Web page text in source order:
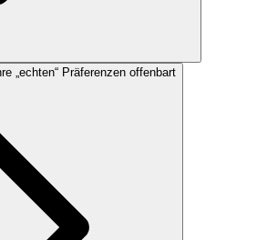
„echten“ Präferenzen offenbart